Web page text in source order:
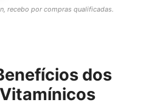
recebo por compras qualificadas.
dos